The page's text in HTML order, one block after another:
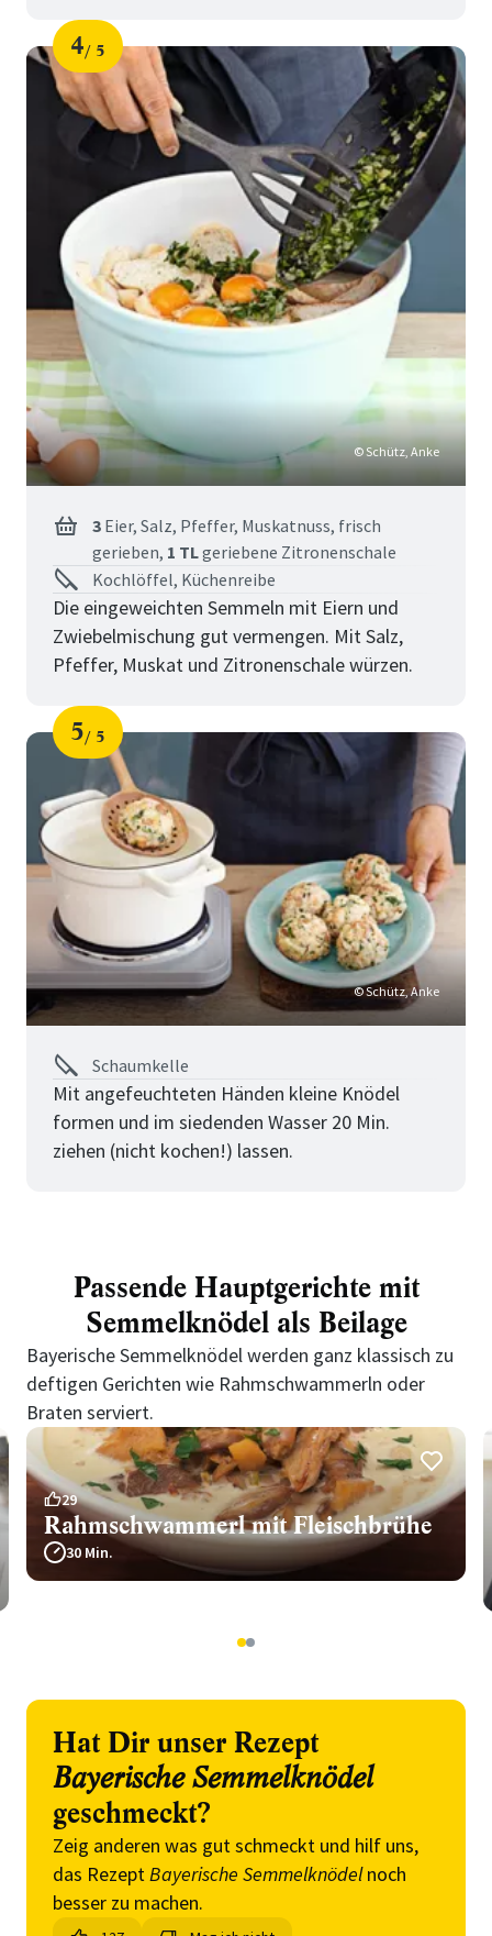
Schritt
4
von
5
© Schütz, Anke
3 Eier, Salz, Pfeffer, Muskatnuss, frisch
gerieben, 1 TLgeriebene Zitronenschale
Kochlöffel, Küchenreibe
Die eingeweichten Semmeln mit Eiern und
Zwiebelmischung gut vermengen. Mit Salz,
Pfeffer, Muskat und Zitronenschale würzen.
Schritt
5
von
5
© Schütz, Anke
Schaumkelle
Mit angefeuchteten Händen kleine Knödel
formen und im siedenden Wasser 20 Min.
ziehen (nicht kochen!) lassen.
Passende Hauptgerichte mit
Semmelknödel als Beilage
Bayerische Semmelknödel werden ganz klassisch zu
deftigen Gerichten wie Rahmschwammerln oder
Braten serviert.
29
Rahmschwammerl mit Fleischbrühe
30 Min.
12
Hat Dir unser Rezept
Bayerische Semmelknödel
geschmeckt?
Zeig anderen was gut schmeckt und hilf uns,
das RezeptBayerische Semmelknödelnoch
besser zu machen.